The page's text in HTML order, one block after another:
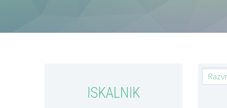
ISKALNIK